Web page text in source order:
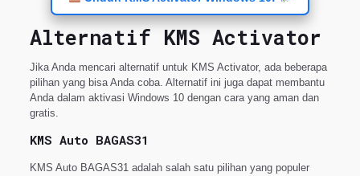
Alternatif KMS Activator
Jika Anda mencari alternatif untuk KMS Activator, ada beberapa
pilihan yang bisa Anda coba. Alternatif ini juga dapat membantu
Anda dalam aktivasi Windows 10 dengan cara yang aman dan
gratis.
KMS Auto BAGAS31
KMS Auto BAGAS31 adalah salah satu pilihan yang populer